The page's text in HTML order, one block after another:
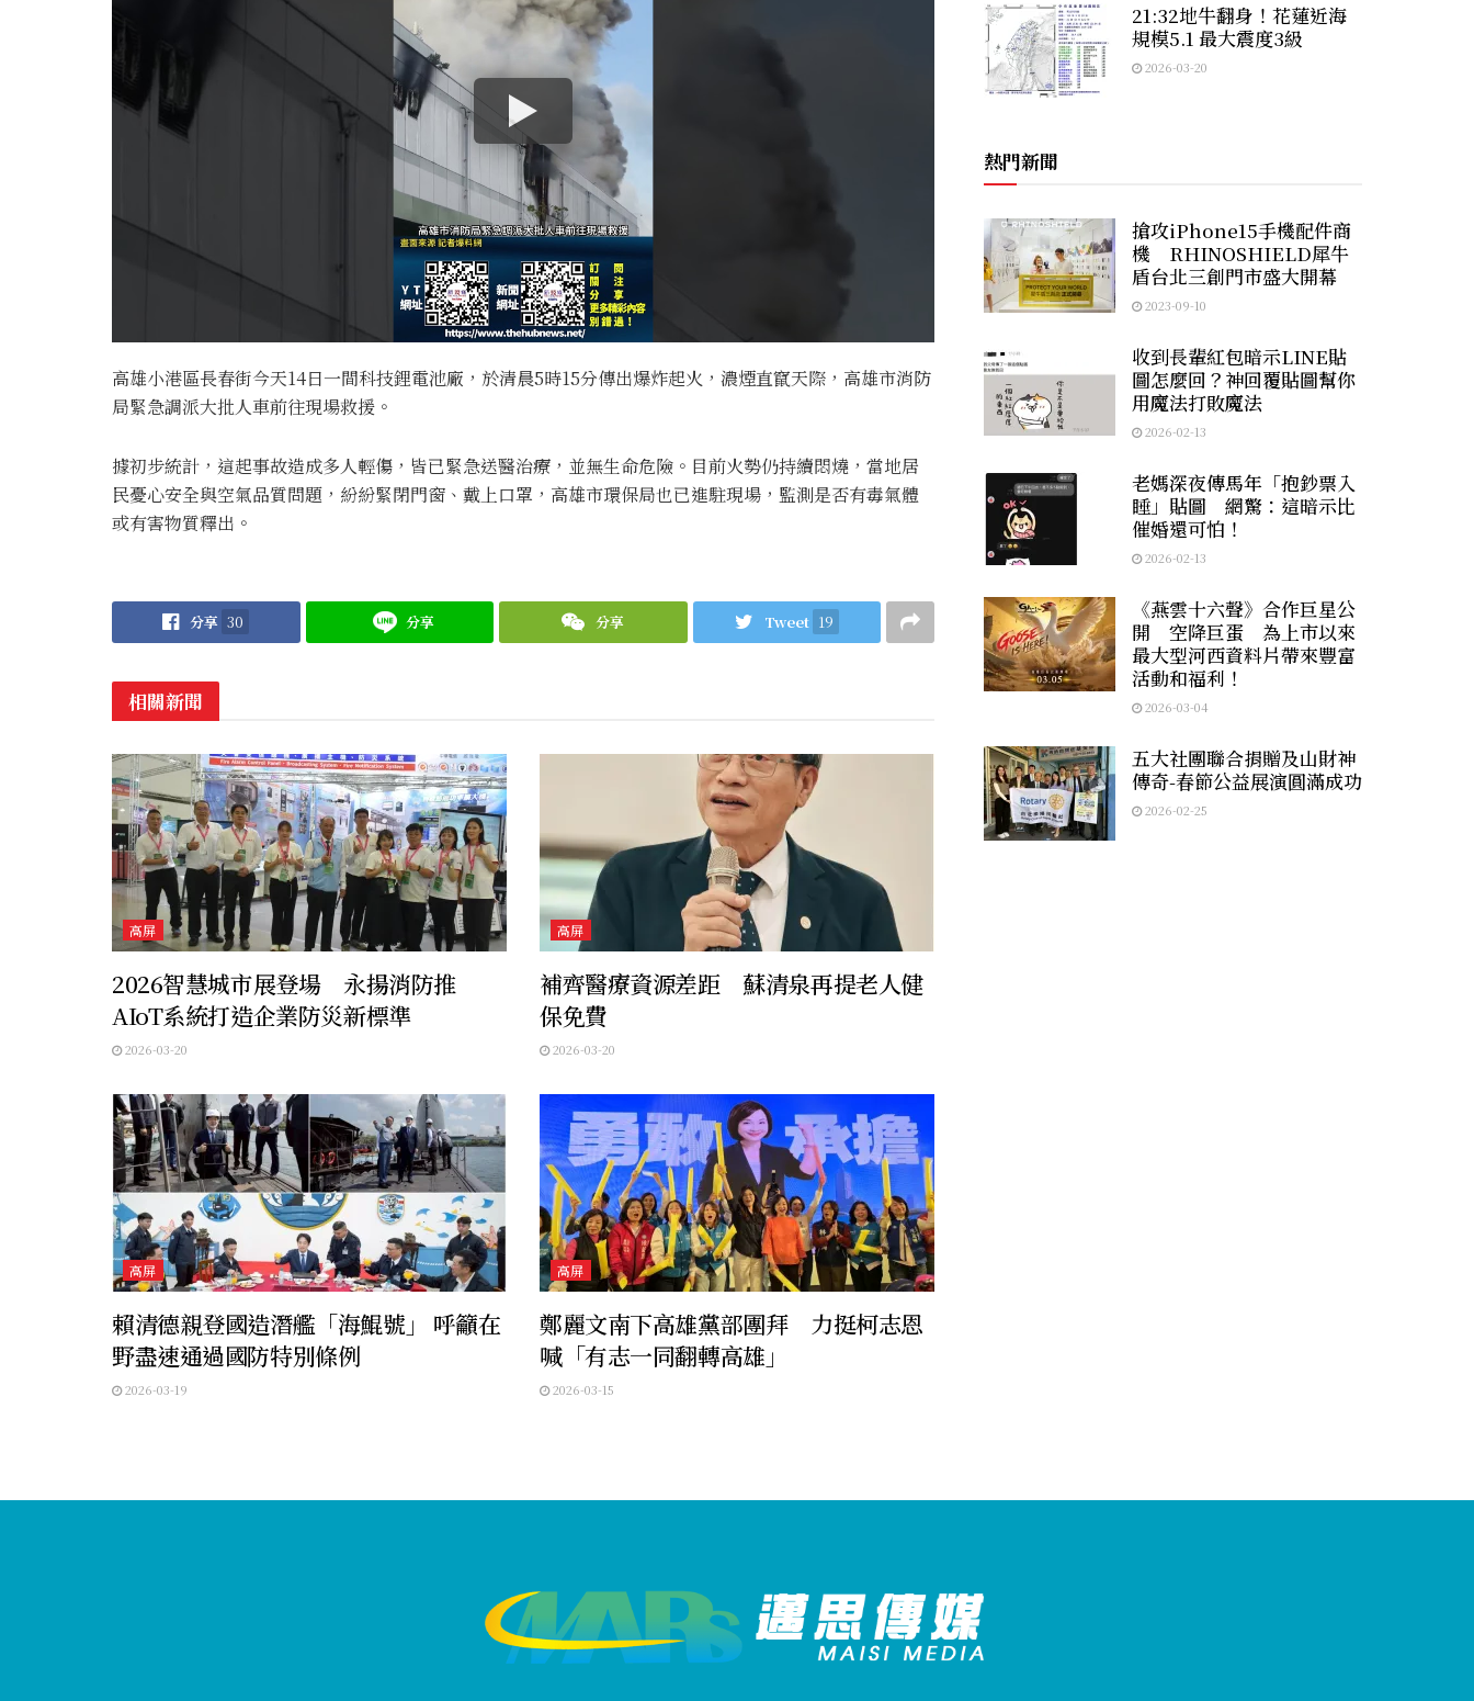
高雄小港區長春街今天14日一間科技鋰電池廠，於清晨5時15分傳出爆炸起火，濃煙直竄天際，高雄市消防
局緊急調派大批人車前往現場救援。
據初步統計，這起事故造成多人輕傷，皆已緊急送醫治療，並無生命危險。目前火勢仍持續悶燒，當地居
民憂心安全與空氣品質問題，紛紛緊閉門窗、戴上口罩，高雄市環保局也已進駐現場，監測是否有毒氣體
或有害物質釋出。
分享 30 分享 分享 Tweet 19
相關新聞
高屏
2026智慧城市展登場 永揚消防推
AIoT系統打造企業防災新標準
2026-03-20
高屏
補齊醫療資源差距 蘇清泉再提老人健
保免費
2026-03-20
高屏
賴清德親登國造潛艦「海鯤號」 呼籲在
野盡速通過國防特別條例
2026-03-19
高屏
鄭麗文南下高雄黨部團拜 力挺柯志恩
喊「有志一同翻轉高雄」
2026-03-15
21:32地牛翻身！花蓮近海
規模5.1 最大震度3級
2026-03-20
熱門新聞
搶攻iPhone15手機配件商
機 RHINOSHIELD犀牛
盾台北三創門市盛大開幕
2023-09-10
收到長輩紅包暗示LINE貼
圖怎麼回？神回覆貼圖幫你
用魔法打敗魔法
2026-02-13
老媽深夜傳馬年「抱鈔票入
睡」貼圖 網驚：這暗示比
催婚還可怕！
2026-02-13
《燕雲十六聲》合作巨星公
開 空降巨蛋 為上市以來
最大型河西資料片帶來豐富
活動和福利！
2026-03-04
五大社團聯合捐贈及山財神
傳奇-春節公益展演圓滿成功
2026-02-25